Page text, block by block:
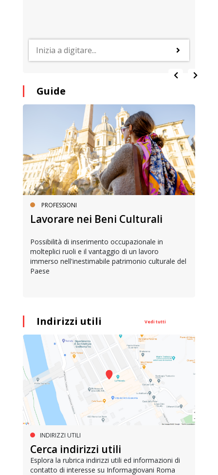
Guide
PROFESSIONI
Lavorare nei Beni Culturali
Possibilità di inserimento occupazionale in
molteplici ruoli e il vantaggio di un lavoro
immerso nell'inestimabile patrimonio culturale del
Paese
Indirizzi utili Vedi tutti
INDIRIZZI UTILI
Cerca indirizzi utili
Esplora la rubrica indirizzi utili ed informazioni di
contatto di interesse su Informagiovani Roma